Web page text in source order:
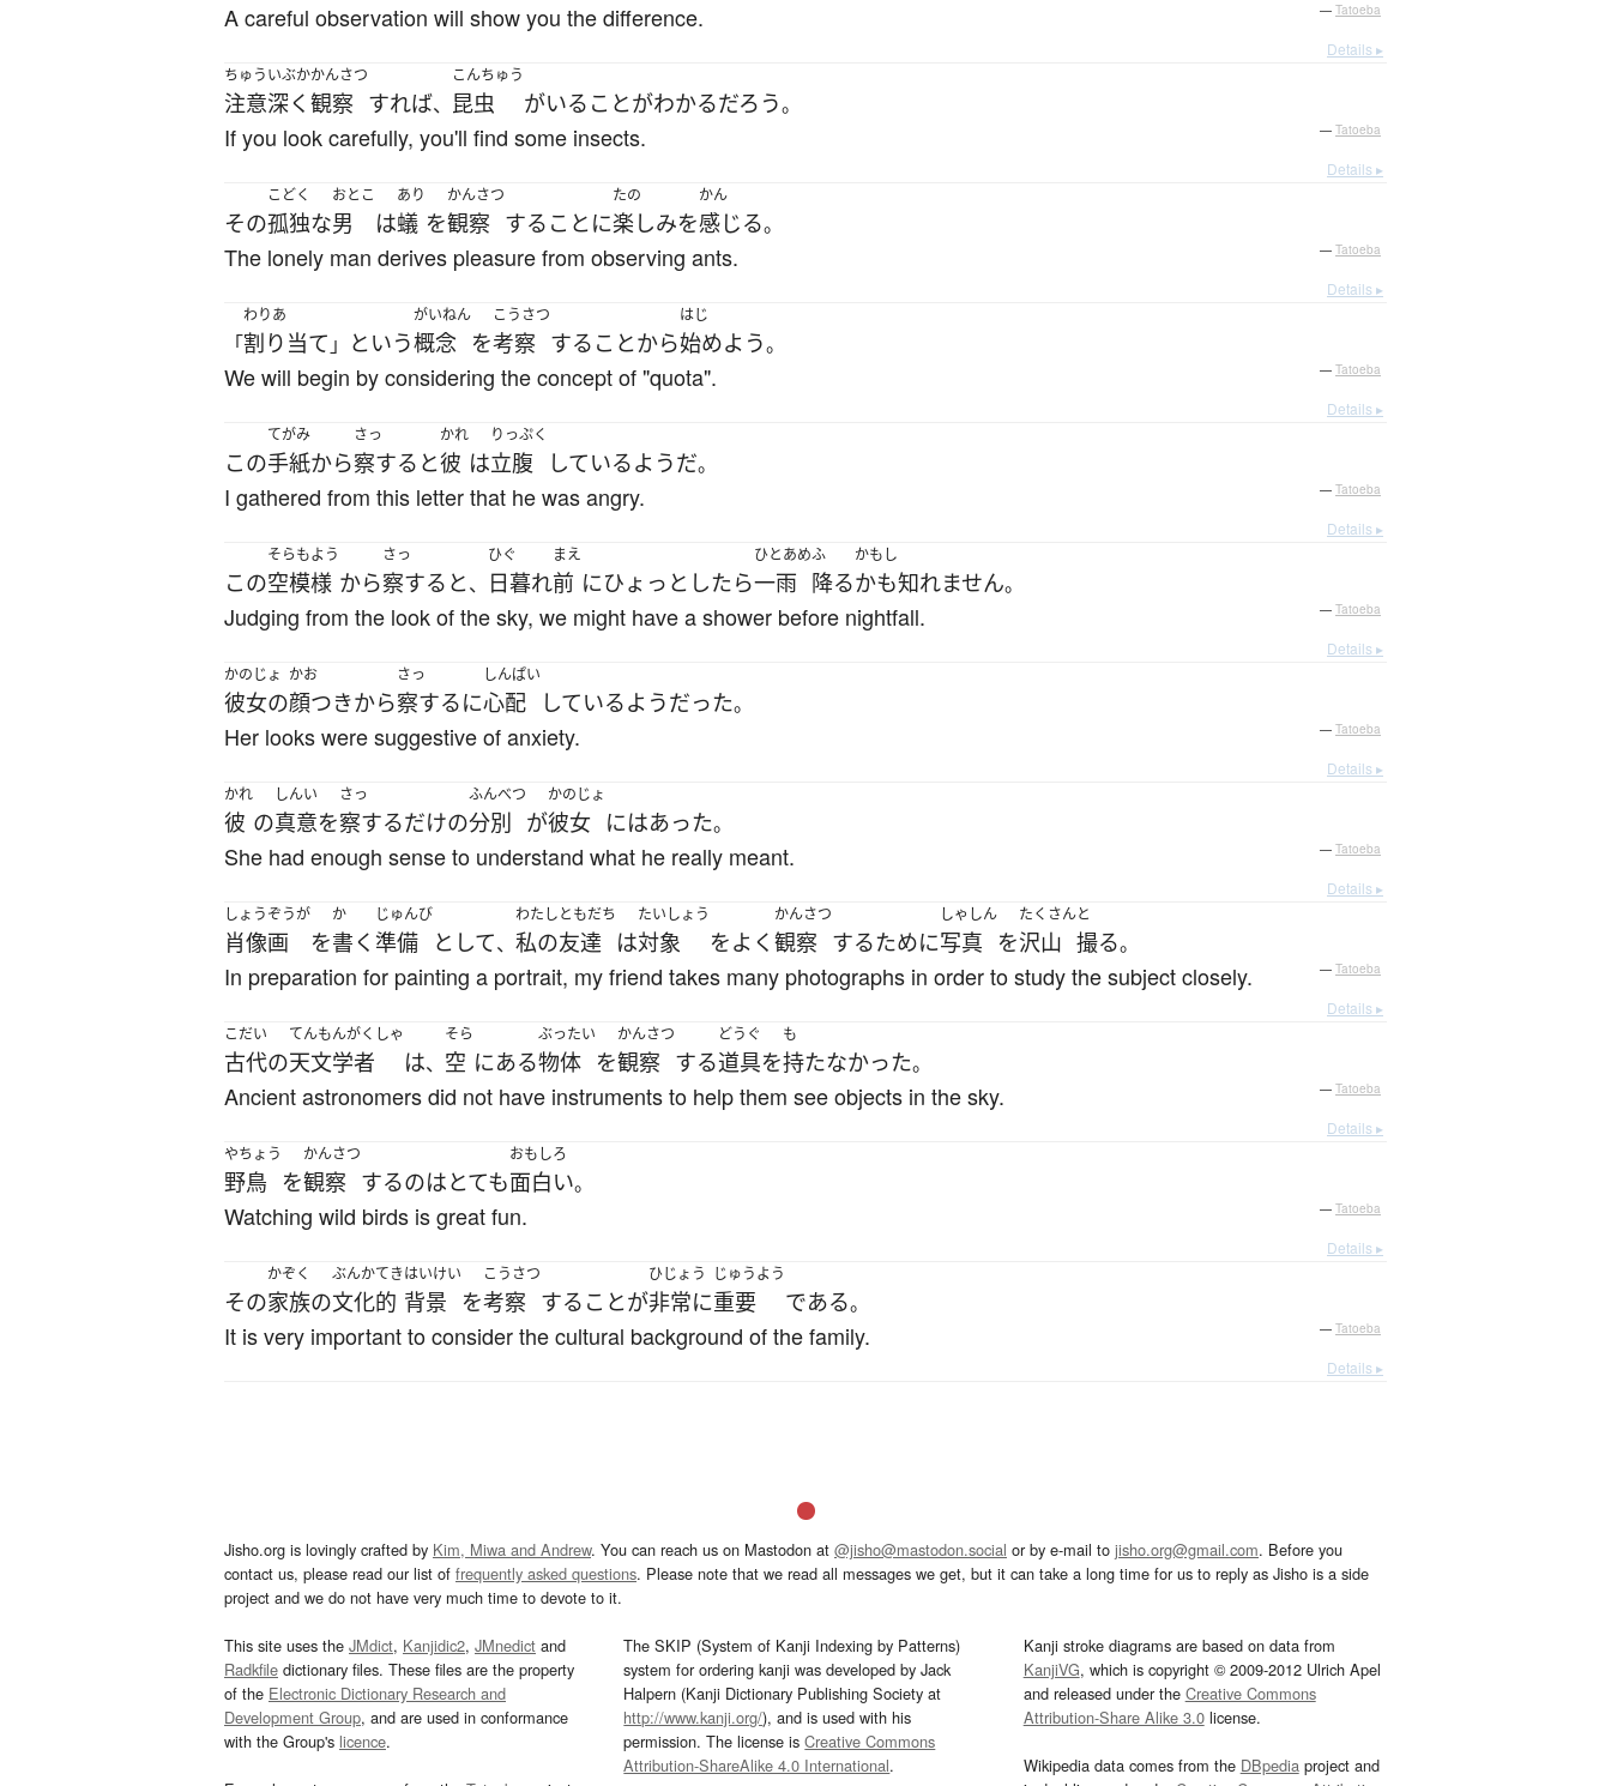
A careful observation will show you the difference. — Tatoeba
Details ▸
ちゅういぶか
注意深く
かんさつ
観察 すれば、
こんちゅう
昆虫 がいる ことがわかるだろう。
If you look carefully, you'll find some insects. — Tatoeba
Details ▸
その
こどく
孤独な
おとこ
男 は
あり
蟻 を
かんさつ
観察 する ことに
たの
楽しみを
かん
感じる。
The lonely man derives pleasure from observing ants. — Tatoeba
Details ▸
「
わりあ
割り当て 」 という
がいねん
概念 を
こうさつ
考察 する ことから
はじ
始めよう。
We will begin by considering the concept of "quota". — Tatoeba
Details ▸
この
てがみ
手紙から
さっ
察する と
かれ
彼 は
りっぷく
立腹 しているようだ。
I gathered from this letter that he was angry. — Tatoeba
Details ▸
この
そらもよう
空模様 から
さっ
察する と、
ひぐ
日暮れ
まえ
前 にひょっとしたら
ひとあめ
一雨
ふ
降る
かもし
かも知れません。
Judging from the look of the sky, we might have a shower before nightfall. — Tatoeba
Details ▸
かのじょ
彼女の
かお
顔つきから
さっ
察するに
しんぱい
心配 しているようだった。
Her looks were suggestive of anxiety. — Tatoeba
Details ▸
かれ
彼 の
しんい
真意を
さっ
察するだけの
ふんべつ
分別 が
かのじょ
彼女 にはあった。
She had enough sense to understand what he really meant. — Tatoeba
Details ▸
しょうぞうが
肖像画 を
か
書く
じゅんび
準備 として、
わたし
私の
ともだち
友達 は
たいしょう
対象 をよく
かんさつ
観察 するために
しゃしん
写真 を
たくさん
沢山
と
撮る。
In preparation for painting a portrait, my friend takes many photographs in order to study the subject closely. — Tatoeba
Details ▸
こだい
古代の
てんもんがくしゃ
天文学者 は、
そら
空 にある
ぶったい
物体 を
かんさつ
観察 する
どうぐ
道具を
も
持たなかった。
Ancient astronomers did not have instruments to help them see objects in the sky. — Tatoeba
Details ▸
やちょう
野鳥 を
かんさつ
観察 するのはとても
おもしろ
面白い。
Watching wild birds is great fun. — Tatoeba
Details ▸
その
かぞく
家族の
ぶんかてき
文化的
はいけい
背景 を
こうさつ
考察 する ことが
ひじょう
非常に
じゅうよう
重要 である。
It is very important to consider the cultural background of the family. — Tatoeba
Details ▸
Jisho.org is lovingly crafted by Kim, Miwa and Andrew. You can reach us on Mastodon at @jisho@mastodon.social or by e-mail to jisho.org@gmail.com. Before you
contact us, please read our list of frequently asked questions. Please note that we read all messages we get, but it can take a long time for us to reply as Jisho is a side
project and we do not have very much time to devote to it.
This site uses the JMdict, Kanjidic2, JMnedict and
Radkfile dictionary files. These files are the property
of the Electronic Dictionary Research and
Development Group, and are used in conformance
with the Group's licence.
The SKIP (System of Kanji Indexing by Patterns)
system for ordering kanji was developed by Jack
Halpern (Kanji Dictionary Publishing Society at
http://www.kanji.org/), and is used with his
permission. The license isCreative Commons
Attribution-ShareAlike 4.0 International.
Kanji stroke diagrams are based on data from
KanjiVG, which is copyright © 2009-2012 Ulrich Apel
and released under the Creative Commons
Attribution-Share Alike 3.0license.
Wikipedia data comes from the DBpediaproject and